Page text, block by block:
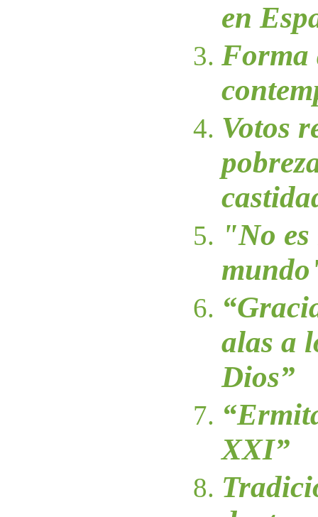
en
Forma
Votos
"No
alas a
Dios”
XXI”